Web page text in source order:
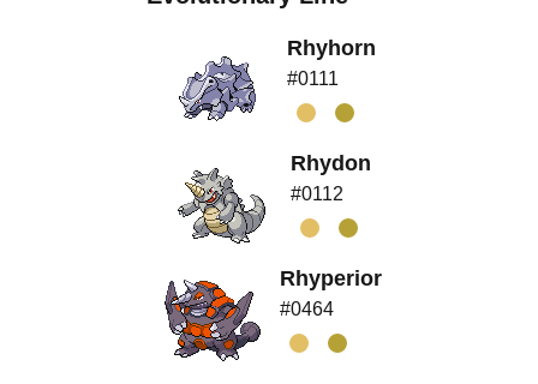
Rhyhorn
#0111
Rhydon
#0112
Rhyperior
#0464